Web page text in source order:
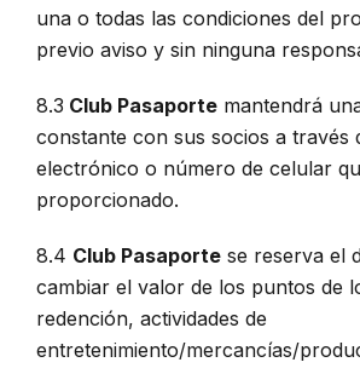
una o todas las condiciones del
previo aviso y sin ninguna
8.3 Club Pasaporte mantendrá
constante con sus socios a través
electrónico o número de celular
proporcionado.
8.4 Club Pasaporte se reserva el
cambiar el valor de los puntos de
redención, actividades de
entretenimiento/mercancías/